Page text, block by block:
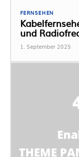
FERNSEHEN
und
1. September 2025